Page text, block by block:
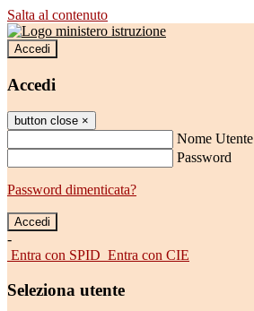
Salta al contenuto
Accedi
Accedi
button close ×
Nome Utente
Password
Password dimenticata?
-
Entra con SPID Entra con CIE
Seleziona utente